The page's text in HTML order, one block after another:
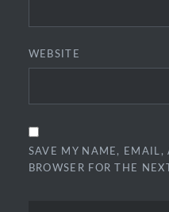
WEBSITE
SAVE MY NAME,
BROWSER FOR THE